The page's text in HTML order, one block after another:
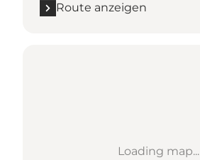
Route anzeigen
Loading map...